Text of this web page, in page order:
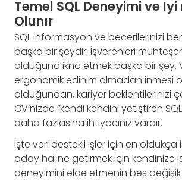
Temel SQL Deneyimi ve Iyi
Olunır
SQL informasyon ve becerilerinizi
başka bir şeydir. İşverenleri
olduğuna ikna etmek başka bir şey.
ergonomik edinim olmadan inmesi
olduğundan, kariyer beklentilerinizi
CV’nizde “kendi kendini yetiştiren
daha fazlasına ihtiyacınız vardır.
İşte veri destekli işler için en oldukça
aday haline getirmek için kendinize
deneyimini elde etmenin beş